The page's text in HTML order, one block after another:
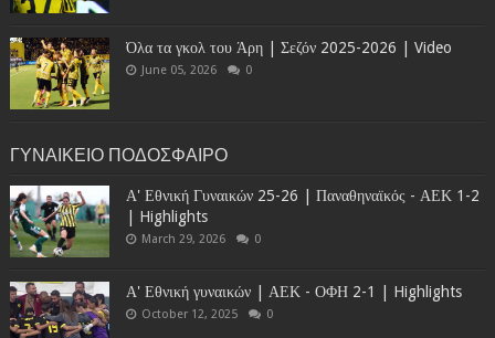
Όλα τα γκολ του Άρη | Σεζόν 2025-2026 | Video
June 05, 2026 0
ΓΥΝΑΙΚΕΙΟ ΠΟΔΟΣΦΑΙΡΟ
Α' Εθνική Γυναικών 25-26 | Παναθηναϊκός - ΑΕΚ 1-2
| Highlights
March 29, 2026 0
Α' Εθνική γυναικών | ΑΕΚ - ΟΦΗ 2-1 | Highlights
October 12, 2025 0